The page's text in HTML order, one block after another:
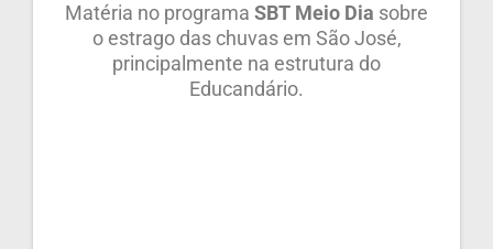
Matéria no programa SBT Meio Dia sobre
o estrago das chuvas em São José,
principalmente na estrutura do
Educandário.